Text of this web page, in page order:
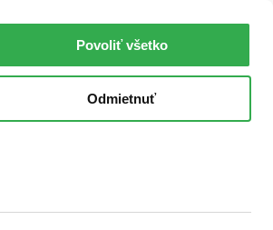
Povoliť všetko
Odmietnuť